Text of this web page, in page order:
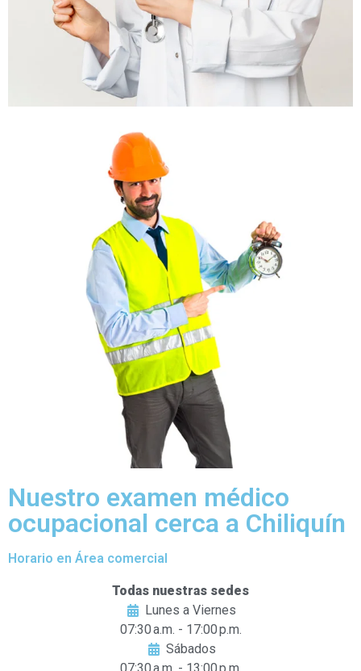
Nuestro examen médico
ocupacional cerca a Chiliquín
Horario en Área comercial
Todas nuestras sedes
Lunes a Viernes
07:30 a.m. - 17:00 p.m.
Sábados